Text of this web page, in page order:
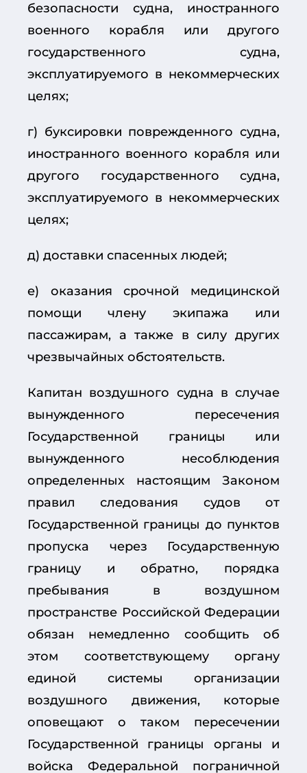
безопасности судна, иностранного
военного корабля или другого
государственного судна,
эксплуатируемого в некоммерческих
целях;
г) буксировки поврежденного судна,
иностранного военного корабля или
другого государственного судна,
эксплуатируемого в некоммерческих
целях;
д) доставки спасенных людей;
е) оказания срочной медицинской
помощи члену экипажа или
пассажирам, а также в силу других
чрезвычайных обстоятельств.
Капитан воздушного судна в случае
вынужденного пересечения
Государственной границы или
вынужденного несоблюдения
определенных настоящим Законом
правил следования судов от
Государственной границы до пунктов
пропуска через Государственную
границу и обратно, порядка
пребывания в воздушном
пространстве Российской Федерации
обязан немедленно сообщить об
этом соответствующему органу
единой системы организации
воздушного движения, которые
оповещают о таком пересечении
Государственной границы органы и
войска Федеральной пограничной